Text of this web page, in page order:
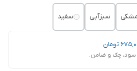
سبزآبی سفید
تومان